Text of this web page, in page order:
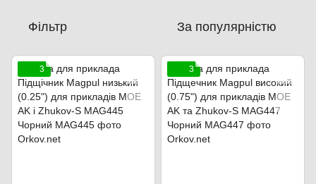
Фільтр За популярністю
3 3